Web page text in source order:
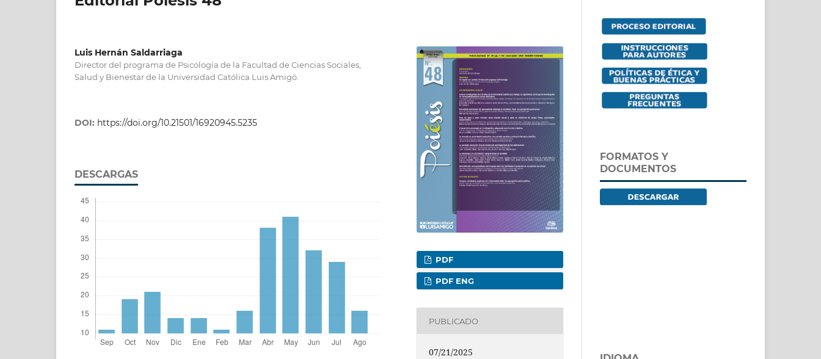
Luis Hernán Saldarriaga
Director del programa de Psicología de la Facultad de Ciencias Sociales,
Salud y Bienestar de la Universidad Católica Luis Amigó.
DOI: https://doi.org/10.21501/16920945.5235
DESCARGAS
PDF
PDF ENG
PUBLICADO
07/21/2025
FORMATOS Y
DOCUMENTOS